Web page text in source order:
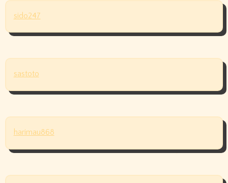
sido247
sastoto
harimau868